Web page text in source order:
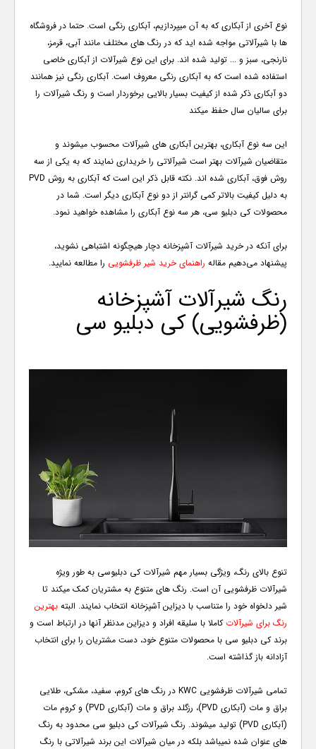
نوع آخری از آبکاری که به آن میپردازیم، آبکاری رنگی است. حتما در فروشگاه
ها با شیرآلاتی مواجه شده اید که در رنگ های مختلف مانند آبی، قرمز،
نارنجی، سبز و ... تولید شده اند. برای این نوع شیرآلات از آبکاری خاصی
استفاده شده است که به آبکاری رنگی معروف است. آبکاری رنگی نیز همانند
دو آبکاری ذکر شده از کیفیت بسیار بالایی برخوردار است و رنگ شیرآلات را
برای سالیان سال حفظ میکند
این سه نوع آبکاری، بهترین آبکاری های شیرآلات محسوب میشوند و
متقاضیان شیرآلات بهتر است شیرآلاتی را خریداری نمایند که به یکی از سه
روش فوق، آبکاری شده اند. نکته قابل ذکر این است که آبکاری به روش PVD
به دلیل کیفیت بالاتر کمی گرانتر از دو نوع آبکاری دیگر است. شما در
محصولات کی دبلیو سی، هر سه نوع آبکاری را مشاهده خواهید نمود.
برای آنکه در خرید شیرآلات آشپزخانه دچار هیچگونه اشتباهی نشوید،
پیشنهاد می‌دهیم مقاله راهنمای خرید شیر ظرفشویی را مطالعه نمایید.
رنگ شیرآلات آشپزخانه
(ظرفشویی) کی دبلیو سی
تنوع بالای رنگ، ویژگی بسیار مهم شیرآلات کی دبلیوسی به طور ویژه
شیرآلات ظرفشویی آن است. رنگ های متنوع به مشتریان کمک میکند تا
شیر دلخواه خود را متناسب با دیزاین آشپزخانه انتخاب نمایند. البته بهترین
رنگ برای شیرآلاتکاملا با سلیقه افراد و دیزاین مدنظر آنها در ارتباط است و
برند کی دبلیو سی با محصولات متنوع خود، دست مشتریان را برای انتخاب
آزادانه باز گذاشته است.
تمامی شیرآلات ظرفشویی KWC در رنگ های کروم، سفید، مشکی، طلایی
براق و مات (آبکاری PVD)، رزگلد براق و مات (آبکاری PVD) و کروم مات
(آبکاری PVD) تولید میشوند. رنگ شیرآلات کی دبلیو سی محدود به رنگ
های عنوان شده نمیباشد بلکه در میان شیرآلات این برند شیرآلاتی با رنگ